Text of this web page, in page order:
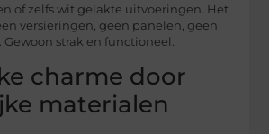
of zelfs wit gelakte uitvoeringen. Het
versieringen, geen panelen, geen
Gewoon strak en functioneel.
charme door
materialen